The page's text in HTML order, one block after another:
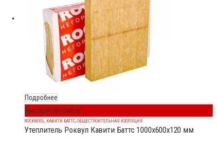
Подробнее
Быстрый просмотр
ROCKWOOL, КАВИТИ БАТТС,ОБЩЕСТРОИТЕЛЬНАЯ ИЗОЛЯЦИЯ
Утеплитель Роквул Кавити Баттс 1000x600x120 мм